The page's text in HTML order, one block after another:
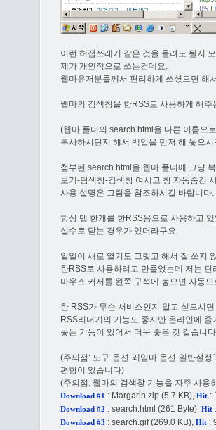
이런 허접쓰레기 같은 것을 올려도 될지
제가 개인적으로 쓰는건데요.
웹마유저분들께서 편리하게 쓰셨으면 해
웹마의 검색창을 한RSS로 사용하게 해주
(웹마 폴더의 search.html을 다른 이름으
복사하시던지 해서 백업을 먼저 해 놓으시
첨부된 search.html을 웹마 폴더에 그냥
보기-탐색창-검색창 여시고 창 자동숨김
사용 설명은 그림을 참조하시길 바랍니다.
항상 탭 한개를 한RSS용으로 사용하고
실수로 닫는 경우가 있더라구요.
일일이 새로 열기도 그렇고 해서 잘 쓰지
한RSS로 사용하려고 만들었는데 저는
마우스 커서를 왼쪽 구석에 놓으면 자동
한 RSS가 무슨 서비스인지 알고 싶으시
RSS리더기의 기능도 좋지만 온라인에 즐
놓는 기능이 있어서 더욱 좋은 것 같습니
(주의점: 도구-옵션-왜임마 옵션-일반설
편함이 있습니다)
(주의점: 웹마의 검색창 기능을 자주 사용
Download #1 : Margarin.zip (5.7 KB), Hit :
Download #2 : search.html (261 Byte), Hit
Download #3 : search.gif(269.0 KB), Hit :